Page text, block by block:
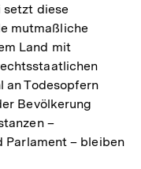
setzt diese
mutmaßliche
Land mit
an Todesopfern
Bevölkerung
–
Parlament – bleiben